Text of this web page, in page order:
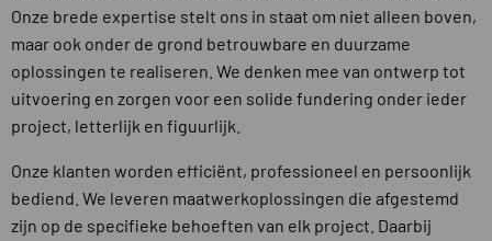
Onze brede expertise stelt ons in staat om niet alleen boven,
maar ook onder de grond betrouwbare en duurzame
oplossingen te realiseren. We denken mee van ontwerp tot
uitvoering en zorgen voor een solide fundering onder ieder
project, letterlijk en figuurlijk.
Onze klanten worden efficiënt, professioneel en persoonlijk
bediend. We leveren maatwerkoplossingen die afgestemd
zijn op de specifieke behoeften van elk project. Daarbij